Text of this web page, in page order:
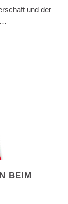
und der
BEIM